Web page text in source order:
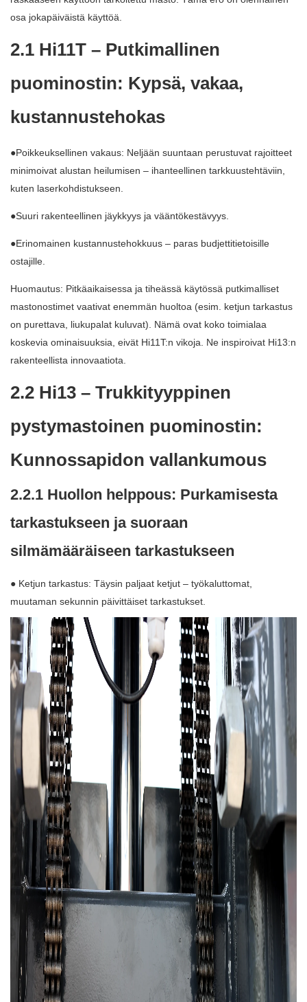
osa jokapäiväistä käyttöä.
2.1 Hi11T – Putkimallinen
puominostin: Kypsä, vakaa,
kustannustehokas
●Poikkeuksellinen vakaus: Neljään suuntaan perustuvat rajoitteet
minimoivat alustan heilumisen – ihanteellinen tarkkuustehtäviin,
kuten laserkohdistukseen.
●Suuri rakenteellinen jäykkyys ja vääntökestävyys.
●Erinomainen kustannustehokkuus – paras budjettitietoisille
ostajille.
Huomautus: Pitkäaikaisessa ja tiheässä käytössä putkimalliset
mastonostimet vaativat enemmän huoltoa (esim. ketjun tarkastus
on purettava, liukupalat kuluvat). Nämä ovat koko toimialaa
koskevia ominaisuuksia, eivät Hi11T:n vikoja. Ne inspiroivat Hi13:n
rakenteellista innovaatiota.
2.2 Hi13 – Trukkityyppinen
pystymastoinen puominostin:
Kunnossapidon vallankumous
2.2.1 Huollon helppous: Purkamisesta
tarkastukseen ja suoraan
silmämääräiseen tarkastukseen
● Ketjun tarkastus: Täysin paljaat ketjut – työkaluttomat,
muutaman sekunnin päivittäiset tarkastukset.